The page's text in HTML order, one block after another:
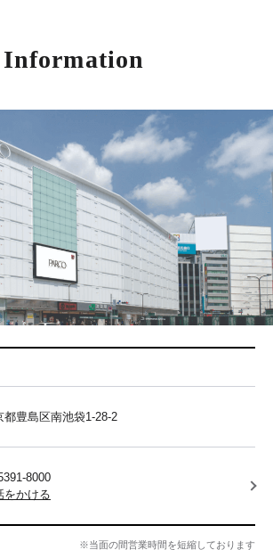
Information
都豊島区南池袋1-28-2
8000
をかける
※当面の間営業時間を短縮しております